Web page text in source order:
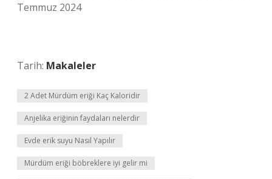
Temmuz 2024
Tarih: Makaleler
2 Adet Mürdüm eriği Kaç Kaloridir
Anjelika eriğinin faydaları nelerdir
Evde erik suyu Nasıl Yapılır
Mürdüm eriği böbreklere iyi gelir mi